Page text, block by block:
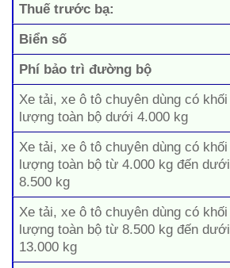
Thuế trước bạ:
Biển số
Phí bảo trì đường bộ
Xe tải, xe ô tô chuyên dùng có khối
lượng toàn bộ dưới 4.000 kg
Xe tải, xe ô tô chuyên dùng có khối
lượng toàn bộ từ 4.000 kg đến dưới
8.500 kg
Xe tải, xe ô tô chuyên dùng có khối
lượng toàn bộ từ 8.500 kg đến dưới
13.000 kg